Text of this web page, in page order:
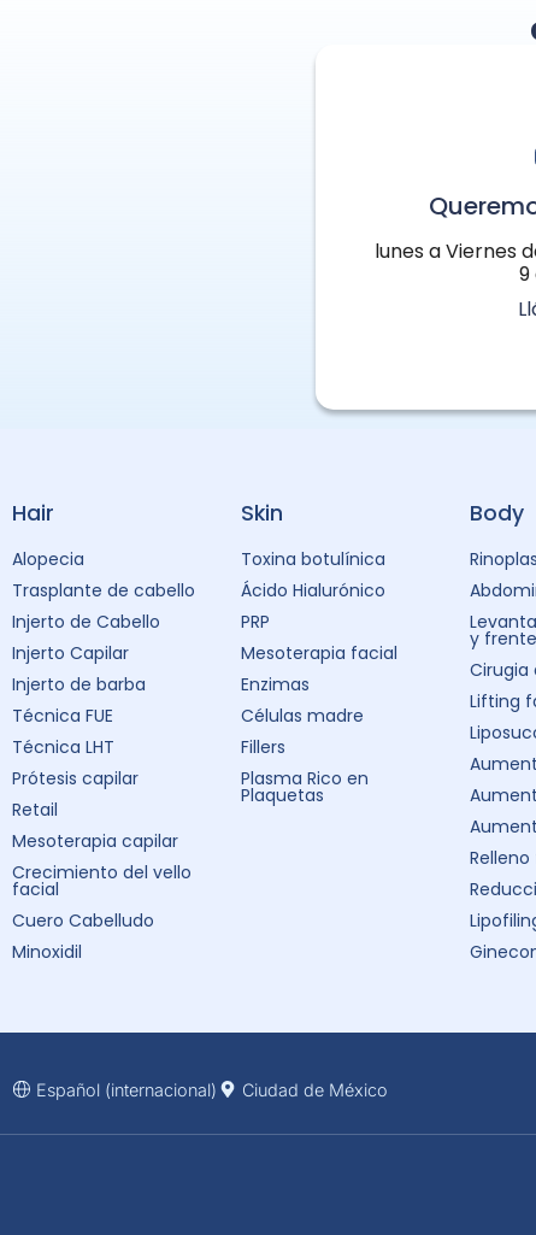
lunes a Viernes
9
Hair
Alopecia
Trasplante de cabello
Injerto de Cabello
Injerto Capilar
Injerto de barba
Técnica FUE
Técnica LHT
Prótesis capilar
Retail
Mesoterapia capilar
Crecimiento del vello
facial
Cuero Cabelludo
Minoxidil
Skin
Toxina botulínica
Ácido Hialurónico
PRP
Mesoterapia facial
Enzimas
Células madre
Fillers
Plasma Rico en
Plaquetas
Body
y frente
Cirugia
Lifting
Español (internacional) Ciudad de México